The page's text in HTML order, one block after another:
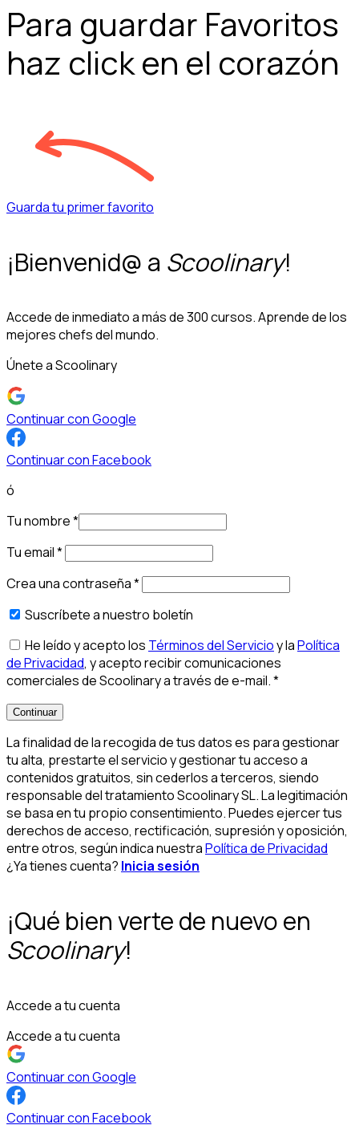
Para guardar Favoritos
haz click en el corazón
Guarda tu primer favorito
¡Bienvenid@ a Scoolinary!
Accede de inmediato a más de 300 cursos. Aprende de los
mejores chefs del mundo.
Únete a Scoolinary
Continuar con Google
Continuar con Facebook
ó
Tu nombre*
Tu email*
Crea una contraseña*
Suscríbete a nuestro boletín
He leído y acepto los Términos del Servicioy laPolítica
de Privacidad, y acepto recibir comunicaciones
comerciales de Scoolinary a través de e-mail.*
Continuar
La finalidad de la recogida de tus datos es para gestionar
tu alta, prestarte el servicio y gestionar tu acceso a
contenidos gratuitos, sin cederlos a terceros, siendo
responsable del tratamiento Scoolinary SL. La legitimación
se basa en tu propio consentimiento. Puedes ejercer tus
derechos de acceso, rectificación, supresión y oposición,
entre otros, según indica nuestraPolítica de Privacidad
¿Ya tienes cuenta? Inicia sesión
¡Qué bien verte de nuevo en
Scoolinary!
Accede a tu cuenta
Accede a tu cuenta
Continuar con Google
Continuar con Facebook